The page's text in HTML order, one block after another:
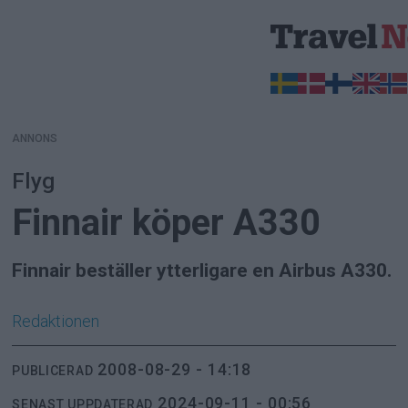
ANNONS
Flyg
Finnair köper A330
Finnair beställer ytterligare en Airbus A330.
Redaktionen
PUBLICERAD 2008-08-29 - 14:18
SENAST UPPDATERAD 2024-09-11 - 00:56